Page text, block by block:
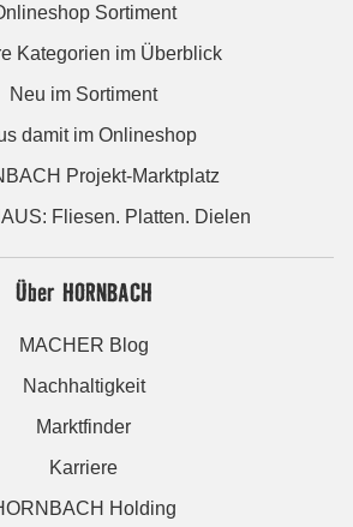
Sortiment
Kategorien im Überblick
Neu im Sortiment
damit im Onlineshop
Projekt-Marktplatz
Fliesen. Platten. Dielen
Über HORNBACH
MACHER Blog
Nachhaltigkeit
Marktfinder
Karriere
Holding